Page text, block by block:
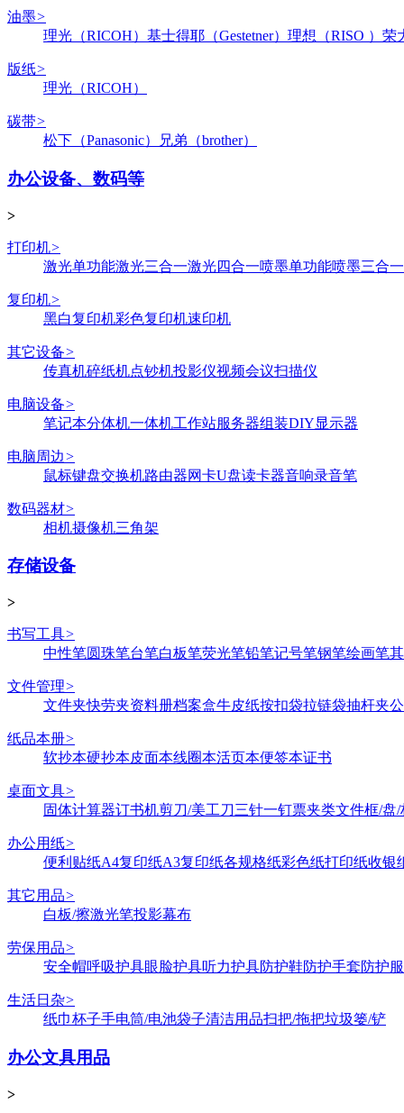
油墨>
理光（RICOH） 基士得耶（Gestetner） 理想（RISO ） 荣
版纸>
理光（RICOH）
碳带>
松下（Panasonic）
兄弟（brother）
办公设备、数码等
>
打印机>
激光单功能激光三合一激光四合一喷墨单功能喷墨三合一
复印机>
黑白复印机彩色复印机速印机
其它设备>
传真机碎纸机点钞机投影仪视频会议扫描仪
电脑设备>
笔记本分体机一体机工作站服务器组装DIY显示器
电脑周边>
鼠标键盘交换机路由器网卡U盘读卡器音响录音笔
数码器材>
相机摄像机三角架
存储设备
>
书写工具>
中性笔圆珠笔台笔白板笔荧光笔铅笔记号笔钢笔绘画笔
文件管理>
文件夹快劳夹资料册档案盒牛皮纸按扣袋拉链袋抽杆夹
纸品本册>
软抄本硬抄本皮面本线圈本活页本便签本证书
桌面文具>
固体计算器订书机剪刀/美工刀三针一钉票夹类文件框/盘/
办公用纸>
便利贴纸A4复印纸A3复印纸各规格纸彩色纸打印纸收银
其它用品>
白板/擦激光笔投影幕布
劳保用品>
安全帽呼吸护具眼脸护具听力护具防护鞋防护手套防护服
生活日杂>
纸巾杯子手电筒/电池袋子清洁用品扫把/拖把垃圾篓/铲
办公文具用品
>